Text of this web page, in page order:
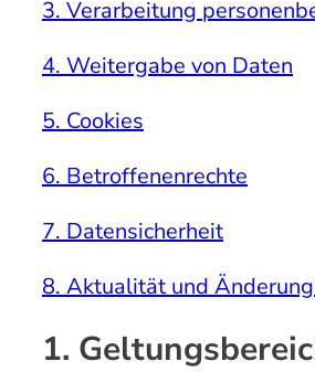
3. Verarbeitung
4. Weitergabe von Daten
5. Cookies
6. Betroffenenrechte
7. Datensicherheit
8. Aktualität und
1.